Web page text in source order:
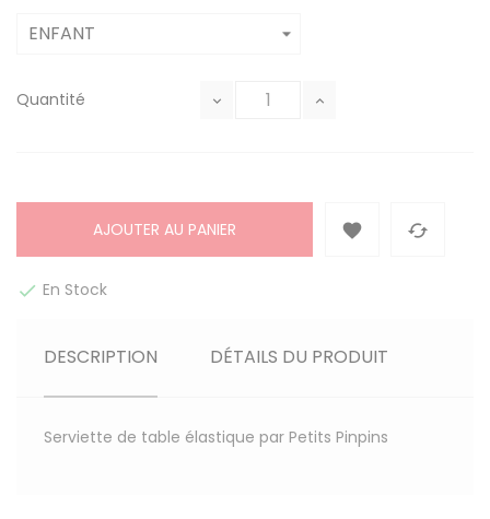
Quantité
AJOUTER AU PANIER  
 En Stock
DESCRIPTION DÉTAILS DU PRODUIT
Serviette de table élastique par Petits Pinpins